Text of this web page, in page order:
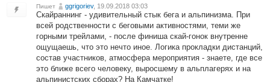
Пишет ggrigoriev, 19.09.2018 03:03
Скайраннинг - удивительный стык бега и альпинизма. При
всей родственности с беговыми активностями, теми же
горными трейлами, - после финиша скай-гонок внутренне
ощущаешь, что это нечто иное. Логика прокладки дистанций,
состав участников, атмосфера мероприятия - знаете, где все
это ближе всего человеку, выросшему в альплагерях и на
альпинистских сборах? На Камчатке!